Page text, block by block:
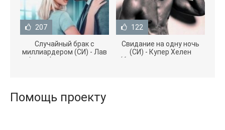
207
Случайный брак с
миллиардером (СИ) - Лав
Агата (полная версия
122
Свидание на одну ночь
(СИ) - Купер Хелен
(бесплатные серии книг
Помощь проекту